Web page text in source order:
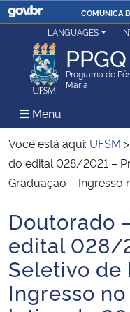
COMUNICA
Ministério da Justiça e
Ministério da Defesa
Ministério das Relações
Ministério da Economia
Ministério da Infraestrutura
Ministério da Agricultura,
Ministério da Educação
LANGUAGES
PPGQ
Programa de
Maria
Menu Menu
Você está aqui: UFSM >
do edital 028/2021 –
Graduação – Ingresso
Início do conteúdo
Doutorado
edital 028/
Seletivo de
Ingresso